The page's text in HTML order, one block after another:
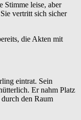
Stimme leise, aber
vertritt sich sicher
die Akten mit
eintrat. Sein
Er nahm Platz
den Raum